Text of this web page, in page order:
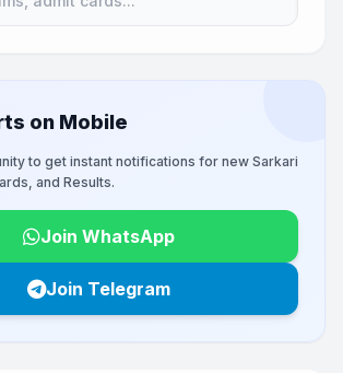
on Mobile
to get instant notifications for new Sarkari
and Results.
Join WhatsApp
Join Telegram